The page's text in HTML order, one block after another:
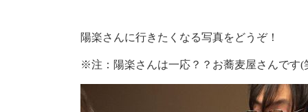
陽楽さんに行きたくなる写真をどうぞ！
※注：陽楽さんは一応？？お蕎麦屋さんです(